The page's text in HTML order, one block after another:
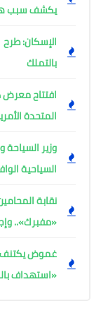
يكشف سبب
بالتملك
افتتاح معرض
المتحدة
وزير السياحة
السياحية
نقابة
«مفبرك»..
غموض يكتنف
«استهداف